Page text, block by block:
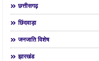
छत्तीसगढ़
छिंदवाड़ा
जनजाति विशेष
झारखंड